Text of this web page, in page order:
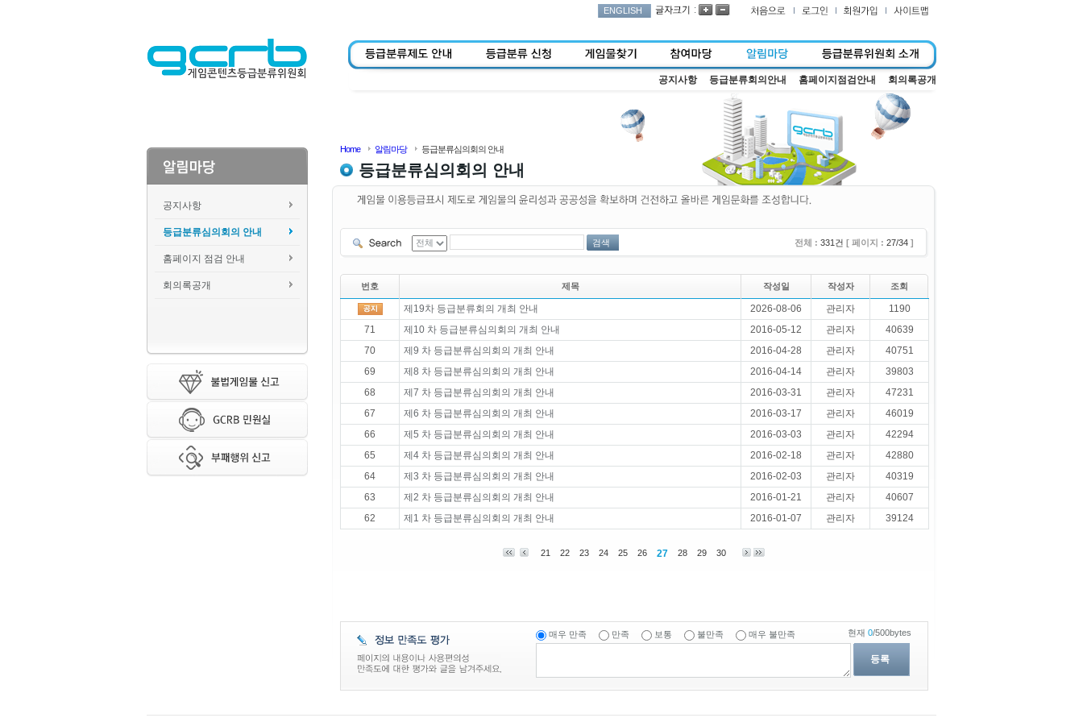
ENGLISH :
공지사항 등급분류회의안내 홈페이지점검안내 회의록공개
공지사항
등급분류심의회의 안내
홈페이지 점검 안내
회의록공개
Home 알림마당 등급분류심의회의 안내
등급분류심의회의 안내
검색 전체 : 331건 [ 페이지 : 27/34 ]
번호 제목 작성일 작성자 조회
제19차 등급분류회의 개최 안내 2026-08-06 관리자
1190
71
제10 차 등급분류심의회의 개최 안내 2016-05-12 관리자
40639
70
제9 차 등급분류심의회의 개최 안내 2016-04-28 관리자
40751
69
제8 차 등급분류심의회의 개최 안내 2016-04-14 관리자
39803
68
제7 차 등급분류심의회의 개최 안내 2016-03-31 관리자
47231
67
제6 차 등급분류심의회의 개최 안내 2016-03-17 관리자
46019
66
제5 차 등급분류심의회의 개최 안내 2016-03-03 관리자
42294
65
제4 차 등급분류심의회의 개최 안내 2016-02-18 관리자
42880
64
제3 차 등급분류심의회의 개최 안내 2016-02-03 관리자
40319
63
제2 차 등급분류심의회의 개최 안내 2016-01-21 관리자
40607
62
제1 차 등급분류심의회의 개최 안내 2016-01-07 관리자 39124
21 22 23 24 25 26 27 28 29 30
매우 만족 만족 보통 불만족 매우 불만족
등록
현재 0/500bytes